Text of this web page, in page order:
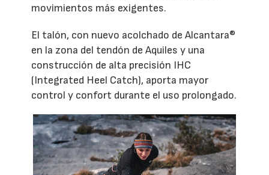
movimientos más exigentes.
El talón, con nuevo acolchado de Alcantara®
en la zona del tendón de Aquiles y una
construcción de alta precisión IHC
(Integrated Heel Catch), aporta mayor
control y confort durante el uso prolongado.